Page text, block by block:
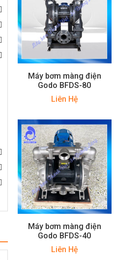
Máy bơm màng điện
Godo BFDS-80
Liên Hệ
Máy bơm màng điện
Godo BFDS-40
Liên Hệ